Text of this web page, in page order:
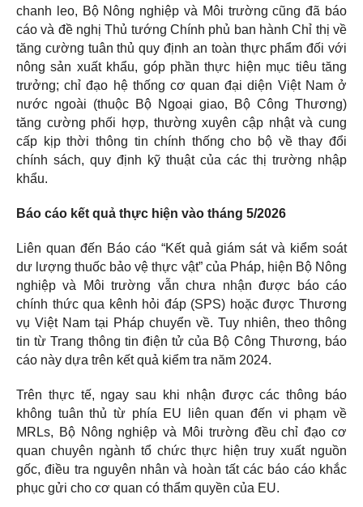
chanh leo, Bộ Nông nghiệp và Môi trường cũng đã báo
cáo và đề nghị Thủ tướng Chính phủ ban hành Chỉ thị về
tăng cường tuân thủ quy định an toàn thực phẩm đối với
nông sản xuất khẩu, góp phần thực hiện mục tiêu tăng
trưởng; chỉ đạo hệ thống cơ quan đại diện Việt Nam ở
nước ngoài (thuộc Bộ Ngoại giao, Bộ Công Thương)
tăng cường phối hợp, thường xuyên cập nhật và cung
cấp kịp thời thông tin chính thống cho bộ về thay đổi
chính sách, quy định kỹ thuật của các thị trường nhập
khẩu.
Báo cáo kết quả thực hiện vào tháng 5/2026
Liên quan đến Báo cáo “Kết quả giám sát và kiểm soát
dư lượng thuốc bảo vệ thực vật” của Pháp, hiện Bộ Nông
nghiệp và Môi trường vẫn chưa nhận được báo cáo
chính thức qua kênh hỏi đáp (SPS) hoặc được Thương
vụ Việt Nam tại Pháp chuyển về. Tuy nhiên, theo thông
tin từ Trang thông tin điện tử của Bộ Công Thương, báo
cáo này dựa trên kết quả kiểm tra năm 2024.
Trên thực tế, ngay sau khi nhận được các thông báo
không tuân thủ từ phía EU liên quan đến vi phạm về
MRLs, Bộ Nông nghiệp và Môi trường đều chỉ đạo cơ
quan chuyên ngành tổ chức thực hiện truy xuất nguồn
gốc, điều tra nguyên nhân và hoàn tất các báo cáo khắc
phục gửi cho cơ quan có thẩm quyền của EU.